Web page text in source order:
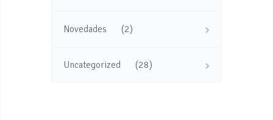
Novedades (2)
Uncategorized (28)